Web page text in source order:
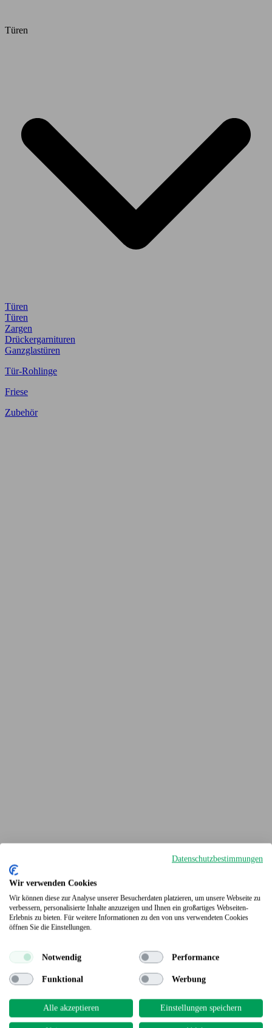
Türen
Türen
Türen
Zargen
Drückergarnituren
Ganzglastüren
Tür-Rohlinge
Friese
Zubehör
Terrassendielen
Datenschutzbestimmungen
Wir verwenden Cookies
Wir können diese zur Analyse unserer Besucherdaten platzieren, um unsere Webseite zu
verbessern, personalisierte Inhalte anzuzeigen und Ihnen ein großartiges Webseiten-
Erlebnis zu bieten. Für weitere Informationen zu den von uns verwendeten Cookies
öffnen Sie die Einstellungen.
Notwendig Performance
Funktional Werbung
Alle akzeptieren Einstellungen speichern